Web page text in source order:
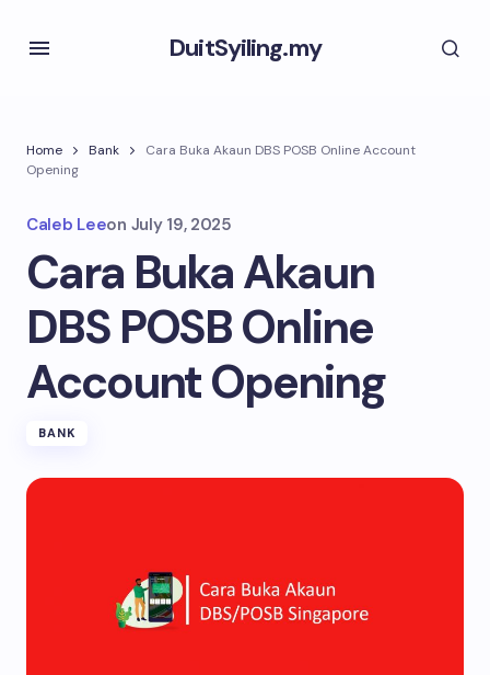
DuitSyiling.my
Home Bank
Cara Buka Akaun DBS POSB Online Account
Opening
Caleb Leeon July 19, 2025
Cara Buka Akaun
DBS POSB Online
Account Opening
BANK